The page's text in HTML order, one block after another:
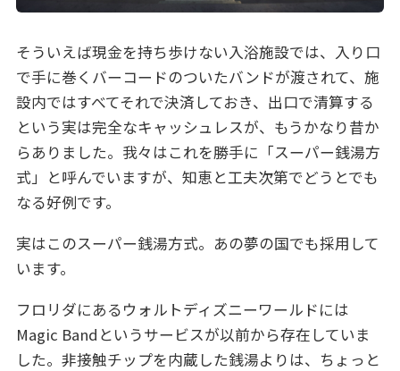
そういえば現金を持ち歩けない入浴施設では、入り口
で手に巻くバーコードのついたバンドが渡されて、施
設内ではすべてそれで決済しておき、出口で清算する
という実は完全なキャッシュレスが、もうかなり昔か
らありました。我々はこれを勝手に「スーパー銭湯方
式」と呼んでいますが、知恵と工夫次第でどうとでも
なる好例です。
実はこのスーパー銭湯方式。あの夢の国でも採用して
います。
フロリダにあるウォルトディズニーワールドには
Magic Bandというサービスが以前から存在していま
した。非接触チップを内蔵した銭湯よりは、ちょっと